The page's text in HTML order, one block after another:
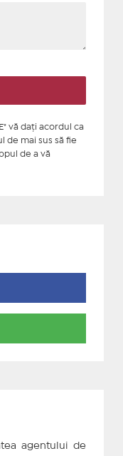
vă daţi acordul ca
mai sus să fie
de a vă
agentului de